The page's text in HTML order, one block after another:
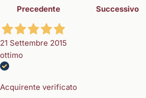
Precedente
Successivo
21 Settembre 2015
ottimo
Acquirente verificato